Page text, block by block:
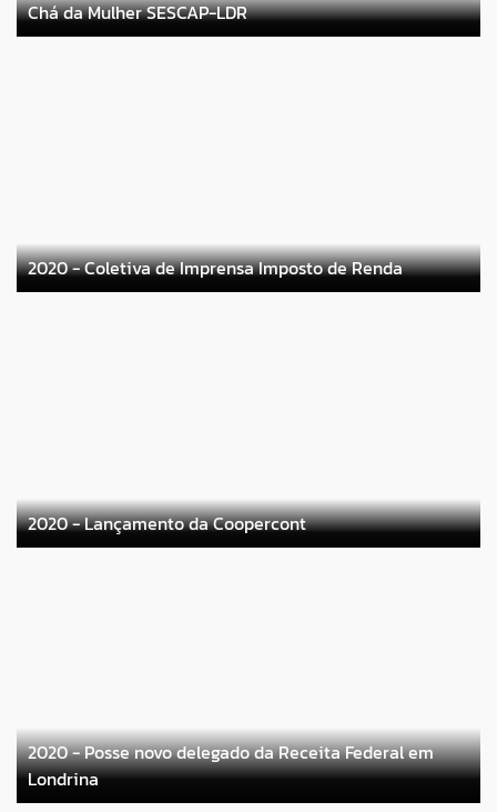
Chá da Mulher SESCAP-LDR
2020 - Coletiva de Imprensa Imposto de Renda
2020 - Lançamento da Coopercont
2020 - Posse novo delegado da Receita Federal em
Londrina